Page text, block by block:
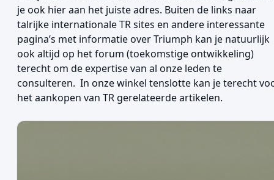
je ook hier aan het juiste adres. Buiten de links naar
talrijke internationale TR sites en andere interessante
pagina’s met informatie over Triumph kan je natuurlijk
ook altijd op het forum (toekomstige ontwikkeling)
terecht om de expertise van al onze leden te
consulteren. In onze winkel tenslotte kan je terecht
het aankopen van TR gerelateerde artikelen.